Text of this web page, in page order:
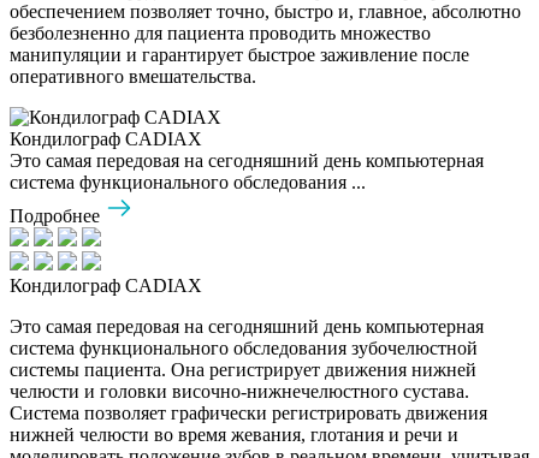
обеспечением позволяет точно, быстро и, главное, абсолютно
безболезненно для пациента проводить множество
манипуляции и гарантирует быстрое заживление после
оперативного вмешательства.
Кондилограф CADIAX
Это самая передовая на сегодняшний день компьютерная
система функционального обследования ...
Подробнее
Кондилограф CADIAX
Это самая передовая на сегодняшний день компьютерная
система функционального обследования зубочелюстной
системы пациента. Она регистрирует движения нижней
челюсти и головки височно-нижнечелюстного сустава.
Система позволяет графически регистрировать движения
нижней челюсти во время жевания, глотания и речи и